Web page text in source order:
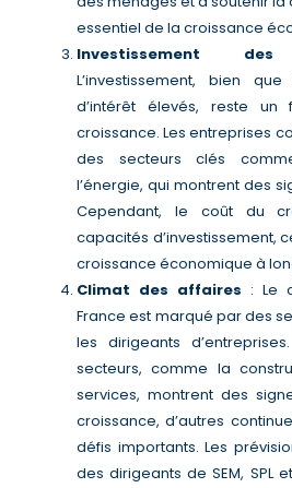
essentiel de la croissance
Investissement des
L’investissement, bien
d’intérêt élevés, reste
croissance. Les entreprises
des secteurs clés
l’énergie, qui montrent des
Cependant, le coût du
capacités d’investissement,
croissance économique à
Climat des affaires : Le
France est marqué par des
les dirigeants
secteurs, comme la
services, montrent des
croissance, d’autres
défis importants. Les
des dirigeants de SEM, SPL